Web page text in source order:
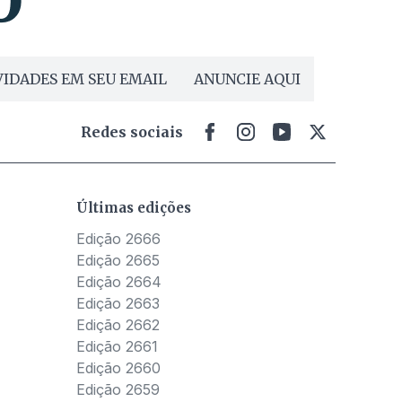
EM SEU EMAIL ANUNCIE AQUI
Redes sociais
Últimas edições
Edição 2666
Edição 2665
Edição 2664
Edição 2663
Edição 2662
Edição 2661
Edição 2660
Edição 2659